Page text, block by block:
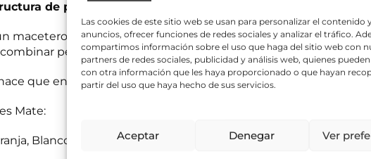
Las cookies de este sitio web se usan para personalizar el contenido
anuncios, ofrecer funciones de redes sociales y analizar el tráfico.
compartimos información sobre el uso que haga del sitio web con
partners de redes sociales, publicidad y análisis web, quienes
con otra información que les haya proporcionado o que hayan
partir del uso que haya hecho de sus servicios.
Aceptar Denegar Ver
de polipropileno , con
macetero. Tal diseño expresa un movimiento giratorio, su
perfectamente.
que encaje en todo tipo de espacios como terrazas,
Mate:
Blanco, Tórtola, Antracita.
o
o
*
e
l
e
c
t
r
ó
o
¿
é
n
c
e
i
s
Información básica sobre protección de datos
Responsable del tratamiento:
tratamiento:
Interés legítimo y consentimiento del interesado/a. Conservación de
mientras exista un interés mutuo o durante el tiempo necesario para el cumplimiento